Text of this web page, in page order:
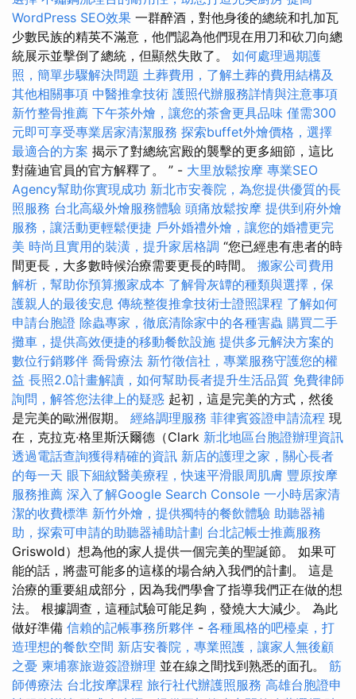
WordPress SEO效果 一群醉酒，對他身後的總統和扎加瓦
少數民族的精英不滿意，他們認為他們現在用刀和砍刀向總
統展示並擊倒了總統，但顯然失敗了。 如何處理過期護
照，簡單步驟解決問題 土葬費用，了解土葬的費用結構及
其他相關事項 中醫推拿技術 護照代辦服務詳情與注意事項
新竹整骨推薦 下午茶外燴，讓您的茶會更具品味 僅需300
元即可享受專業居家清潔服務 探索buffet外燴價格，選擇
最適合的方案 揭示了對總統宮殿的襲擊的更多細節，這比
對薩迪官員的官方解釋了。 ” - 大里放鬆按摩 專業SEO
Agency幫助你實現成功 新北市安養院，為您提供優質的長
照服務 台北高級外燴服務體驗 頭痛放鬆按摩 提供到府外燴
服務，讓活動更輕鬆便捷 戶外婚禮外燴，讓您的婚禮更完
美 時尚且實用的裝潢，提升家居格調 “您已經患有患者的時
間更長，大多數時候治療需要更長的時間。 搬家公司費用
解析，幫助你預算搬家成本 了解骨灰罈的種類與選擇，保
護親人的最後安息 傳統整復推拿技術士證照課程 了解如何
申請台胞證 除蟲專家，徹底清除家中的各種害蟲 購買二手
攤車，提供高效便捷的移動餐飲設施 提供多元解決方案的
數位行銷夥伴 喬骨療法 新竹徵信社，專業服務守護您的權
益 長照2.0計畫解讀，如何幫助長者提升生活品質 免費律師
詢問，解答您法律上的疑惑 起初，這是完美的方式，然後
是完美的歐洲假期。 經絡調理服務 菲律賓簽證申請流程 現
在，克拉克·格里斯沃爾德（Clark 新北地區台胞證辦理資訊
透過電話查詢獲得精確的資訊 新店的護理之家，關心長者
的每一天 眼下細紋醫美療程，快速平滑眼周肌膚 豐原按摩
服務推薦 深入了解Google Search Console 一小時居家清
潔的收費標準 新竹外燴，提供獨特的餐飲體驗 助聽器補
助，探索可申請的助聽器補助計劃 台北記帳士推薦服務
Griswold）想為他的家人提供一個完美的聖誕節。 如果可
能的話，將盡可能多的這樣的場合納入我們的計劃。 這是
治療的重要組成部分，因為我們學會了指導我們正在做的想
法。 根據調查，這種試驗可能足夠，發燒大大減少。 為此
做好準備 信賴的記帳事務所夥伴 - 各種風格的吧檯桌，打
造理想的餐飲空間 新店安養院，專業照護，讓家人無後顧
之憂 柬埔寨旅遊簽證辦理 並在線之間找到熟悉的面孔。 筋
師傅療法 台北按摩課程 旅行社代辦護照服務 高雄台胞證申